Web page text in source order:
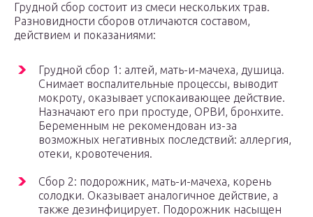
Грудной сбор состоит из смеси нескольких трав.
Разновидности сборов отличаются составом,
действием и показаниями:
Грудной сбор 1: алтей, мать-и-мачеха, душица.
Снимает воспалительные процессы, выводит
мокроту, оказывает успокаивающее действие.
Назначают его при простуде, ОРВИ, бронхите.
Беременным не рекомендован из-за
возможных негативных последствий: аллергия,
отеки, кровотечения.
Сбор 2: подорожник, мать-и-мачеха, корень
солодки. Оказывает аналогичное действие, а
также дезинфицирует. Подорожник насыщен